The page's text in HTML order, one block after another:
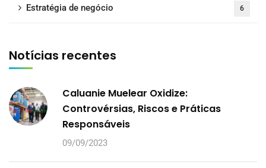
Estratégia de negócio 6
Notícias recentes
Caluanie Muelear Oxidize:
Controvérsias, Riscos e Práticas
Responsáveis
09/09/2023